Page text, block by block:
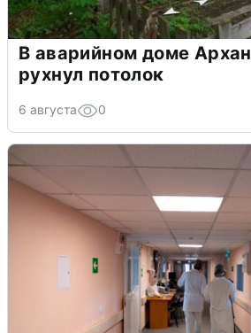
В аварийном доме
рухнул потолок
6 августа 0